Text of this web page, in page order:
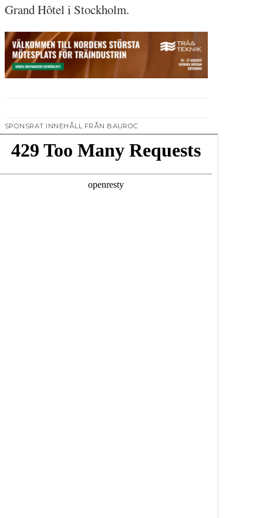
Grand Hôtel i Stockholm.
SPONSRAT INNEHÅLL FRÅN BAUROC